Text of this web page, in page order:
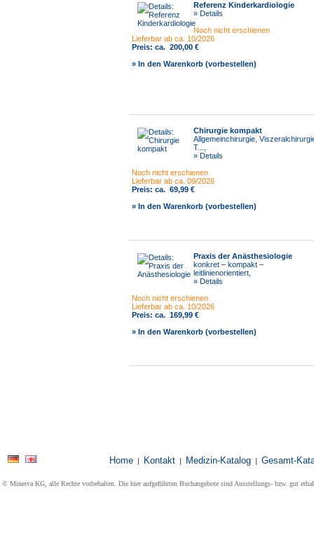
Referenz Kinderkardiologie
» Details
Noch nicht erschienen
Lieferbar ab ca. 10/2026
Preis: ca. 200,00 €
» In den Warenkorb (vorbestellen)
Chirurgie kompakt
Allgemeinchirurgie,
T...,
» Details
Noch nicht erschienen
Lieferbar ab ca. 09/2026
Preis: ca. 69,99 €
» In den Warenkorb (vorbestellen)
Praxis der Anästhesiologie
konkret – kompakt –
leitlinienorientiert,
» Details
Noch nicht erschienen
Lieferbar ab ca. 10/2026
Preis: ca. 169,99 €
» In den Warenkorb (vorbestellen)
Home | Kontakt | Medizin-Katalog | Gesamt-
© Minerva KG, alle Rechte vorbehalten. Die hier aufgeführten Buchangebote sind Ausstellungs- bzw. gut